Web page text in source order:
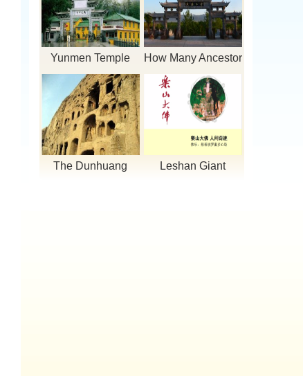
Yunmen Temple
How Many Ancestor
Courts of Buddhism
Sects in X...
The Dunhuang
Leshan Giant